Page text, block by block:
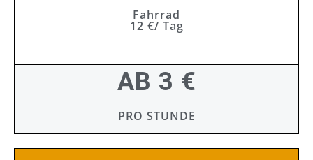
Fahrrad
12 €/ Tag
AB 3 €
PRO STUNDE